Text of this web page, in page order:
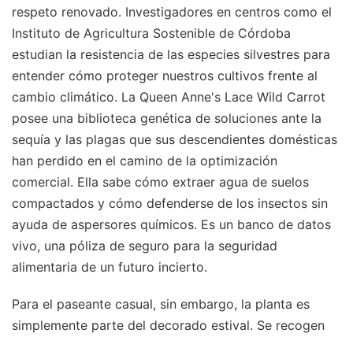
respeto renovado. Investigadores en centros como el
Instituto de Agricultura Sostenible de Córdoba
estudian la resistencia de las especies silvestres para
entender cómo proteger nuestros cultivos frente al
cambio climático. La Queen Anne's Lace Wild Carrot
posee una biblioteca genética de soluciones ante la
sequía y las plagas que sus descendientes domésticas
han perdido en el camino de la optimización
comercial. Ella sabe cómo extraer agua de suelos
compactados y cómo defenderse de los insectos sin
ayuda de aspersores químicos. Es un banco de datos
vivo, una póliza de seguro para la seguridad
alimentaria de un futuro incierto.
Para el paseante casual, sin embargo, la planta es
simplemente parte del decorado estival. Se recogen